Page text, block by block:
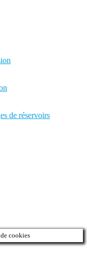
de réservoirs
cookies